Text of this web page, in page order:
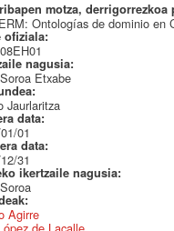
motza,
Ontologías de dominio en
ofiziala:
nagusia:
Etxabe
Jaurlaritza
data:
01
data:
31
ikertzaile nagusia:
Agirre